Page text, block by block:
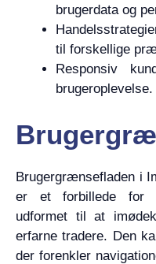
brugerdata og
til forskellige
Responsiv
brugeroplevelse.
Brugergrænsefladen i
er et forbillede for
udformet til at
erfarne tradere. Den
der forenkler